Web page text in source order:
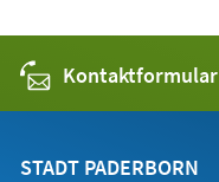
Kontaktformular
STADT PADERBORN